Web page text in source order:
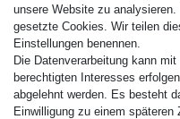
J. Lemans Armband
Uhrenarmbänder - Alle
Sicherheit
unsere Website zu
gesetzte Cookies. Wir teilen
Einstellungen benennen.
Die Datenverarbeitung kann
berechtigten Interesses
abgelehnt werden. Es besteht
Einwilligung zu einem späteren